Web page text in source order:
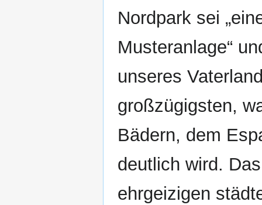
Nordpark sei
Musteranlage“
unseres
großzügigsten,
Bädern, dem
deutlich wird.
ehrgeizigen